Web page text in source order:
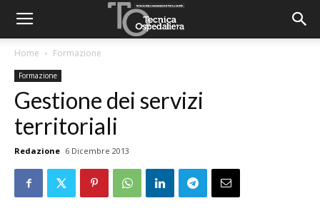
Home Formazione
Formazione
Gestione dei servizi
territoriali
Redazione 6 Dicembre 2013